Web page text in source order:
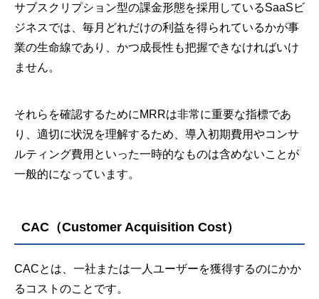
サブスクリプション型の課金形態を採用しているSaaSビ
ジネスでは、毎月どれだけの利益を得られているかが事
業の生命線であり、かつ成長性も把握できなければいけ
ません。
それらを確認するためにMRRは非常に重要な指標であ
り、適切に状況を理解するため、導入初期費用やコンサ
ルティング費用といった一時的なものは含めないことが
一般的になっています。
CAC（Customer Acquisition Cost）
CACとは、一社または一人ユーザーを獲得するのにかか
るコストのことです。